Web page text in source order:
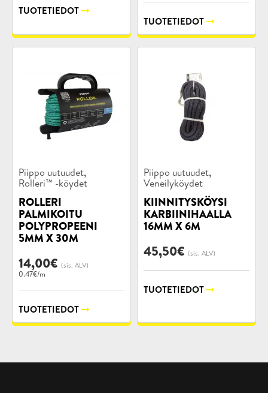
TUOTETIEDOT
TUOTETIEDOT
Tuotekategoriat:
Piippo uutuudet,
Rolleri™ -köydet
ROLLERI
PALMIKOITU
POLYPROPEENI
5MM X 30M
14,00€ (sis. ALV)
0.47€/m
TUOTETIEDOT
Tuotekategoriat:
Piippo uutuudet,
Veneilyköydet
KIINNITYSKÖYSI
KARBIINIHAALLA
16MM X 6M
45,50€ (sis. ALV)
TUOTETIEDOT